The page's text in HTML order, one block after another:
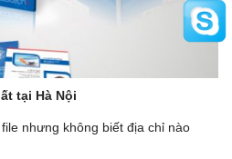
tại Hà Nội
nhưng không biết địa chỉ nào